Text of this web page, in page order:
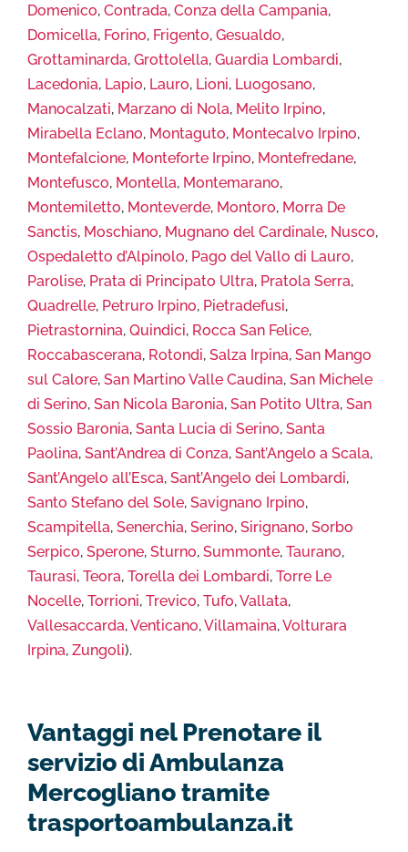
Domenico, Contrada, Conza della Campania,
Domicella, Forino, Frigento, Gesualdo,
Grottaminarda, Grottolella, Guardia Lombardi,
Lacedonia, Lapio, Lauro, Lioni, Luogosano,
Manocalzati, Marzano di Nola, Melito Irpino,
Mirabella Eclano, Montaguto, Montecalvo Irpino,
Montefalcione, Monteforte Irpino, Montefredane,
Montefusco, Montella, Montemarano,
Montemiletto, Monteverde, Montoro, Morra De
Sanctis, Moschiano, Mugnano del Cardinale, Nusco,
Ospedaletto d’Alpinolo, Pago del Vallo di Lauro,
Parolise, Prata di Principato Ultra, Pratola Serra,
Quadrelle, Petruro Irpino, Pietradefusi,
Pietrastornina, Quindici, Rocca San Felice,
Roccabascerana, Rotondi, Salza Irpina, San Mango
sul Calore, San Martino Valle Caudina, San Michele
di Serino, San Nicola Baronia, San Potito Ultra, San
Sossio Baronia, Santa Lucia di Serino, Santa
Paolina, Sant’Andrea di Conza, Sant’Angelo a Scala,
Sant’Angelo all’Esca, Sant’Angelo dei Lombardi,
Santo Stefano del Sole, Savignano Irpino,
Scampitella, Senerchia, Serino, Sirignano, Sorbo
Serpico, Sperone, Sturno, Summonte, Taurano,
Taurasi, Teora, Torella dei Lombardi, Torre Le
Nocelle, Torrioni, Trevico, Tufo,Vallata,
Vallesaccarda,Venticano,Villamaina,Volturara
Irpina, Zungoli).
Vantaggi nel Prenotare il
servizio di Ambulanza
Mercogliano tramite
trasportoambulanza.it